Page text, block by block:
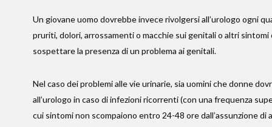
Un giovane uomo dovrebbe invece rivolgersi all’urologo ogni
pruriti, dolori, arrossamenti o macchie sui genitali o altri sintomi
sospettare la presenza di un problema ai genitali.
Nel caso dei problemi alle vie urinarie, sia uomini che donne
all’urologo in caso di infezioni ricorrenti (con una frequenza
cui sintomi non scompaiono entro 24-48 ore dall’assunzione di